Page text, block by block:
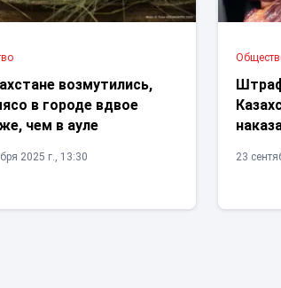
возмутились,
в городе вдвое
чем в ауле
2025 г., 13:30 23